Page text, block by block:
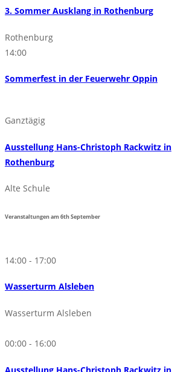
3. Sommer Ausklang in Rothenburg
Rothenburg
14:00
Sommerfest in der Feuerwehr Oppin
Ganztägig
Ausstellung Hans-Christoph Rackwitz in
Rothenburg
Alte Schule
Veranstaltungen am6thSeptember
14:00 - 17:00
Wasserturm Alsleben
Wasserturm Alsleben
00:00 - 16:00
Ausstellung Hans-Christoph Rackwitz in